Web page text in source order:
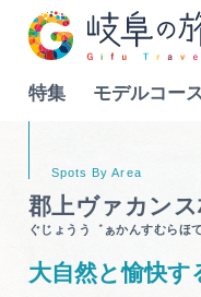
特集 モデルコース
Language
郡上ヴァカン
ぐじょうう゛ぁかんすむらほ
大自然と愉快す